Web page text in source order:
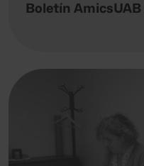
Boletín